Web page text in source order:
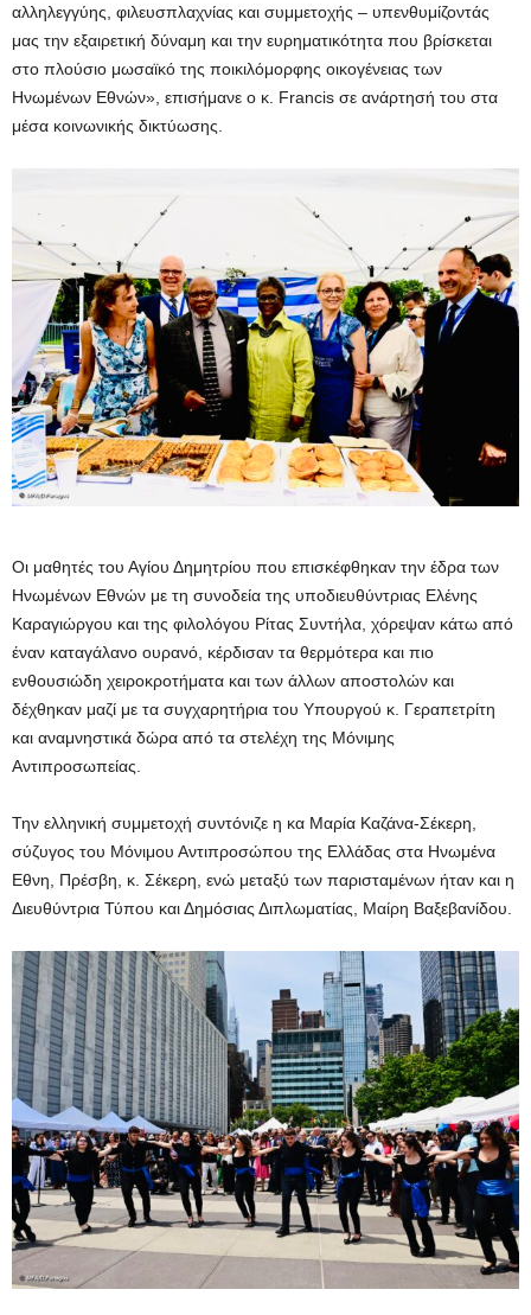
αλληλεγγύης, φιλευσπλαχνίας και συμμετοχής – υπενθυμίζοντάς
μας την εξαιρετική δύναμη και την ευρηματικότητα που βρίσκεται
στο πλούσιο μωσαϊκό της ποικιλόμορφης οικογένειας των
Ηνωμένων Εθνών», επισήμανε ο κ. Francis σε ανάρτησή του στα
μέσα κοινωνικής δικτύωσης.
Οι μαθητές του Αγίου Δημητρίου που επισκέφθηκαν την έδρα των
Ηνωμένων Εθνών με τη συνοδεία της υποδιευθύντριας Ελένης
Καραγιώργου και της φιλολόγου Ρίτας Συντήλα, χόρεψαν κάτω από
έναν καταγάλανο ουρανό, κέρδισαν τα θερμότερα και πιο
ενθουσιώδη χειροκροτήματα και των άλλων αποστολών και
δέχθηκαν μαζί με τα συγχαρητήρια του Υπουργού κ. Γεραπετρίτη
και αναμνηστικά δώρα από τα στελέχη της Μόνιμης
Αντιπροσωπείας.
Την ελληνική συμμετοχή συντόνιζε η κα Μαρία Καζάνα-Σέκερη,
σύζυγος του Μόνιμου Αντιπροσώπου της Ελλάδας στα Ηνωμένα
Εθνη, Πρέσβη, κ. Σέκερη, ενώ μεταξύ των παρισταμένων ήταν και η
Διευθύντρια Τύπου και Δημόσιας Διπλωματίας, Μαίρη Βαξεβανίδου.